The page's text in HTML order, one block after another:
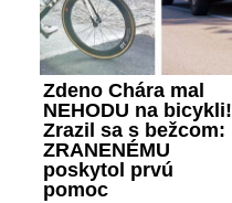
Zdeno Chára mal
NEHODU na bicykli!
Zrazil sa s bežcom:
ZRANENÉMU
poskytol prvú
pomoc